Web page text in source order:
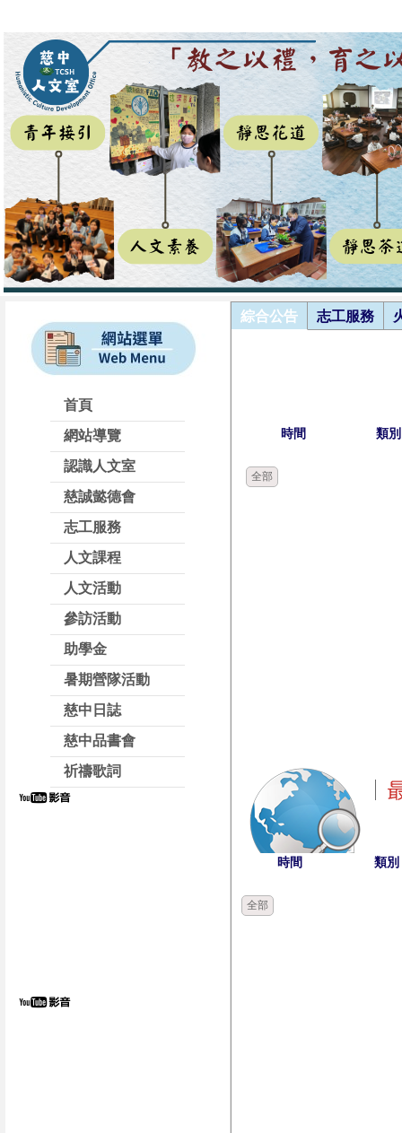
首頁
網站導覽
認識人文室
慈誠懿德會
志工服務
人文課程
人文活動
參訪活動
助學金
暑期營隊活動
慈中日誌
慈中品書會
祈禱歌詞
綜合公告 志工服務
時間 類別
全部
時間 類別
全部